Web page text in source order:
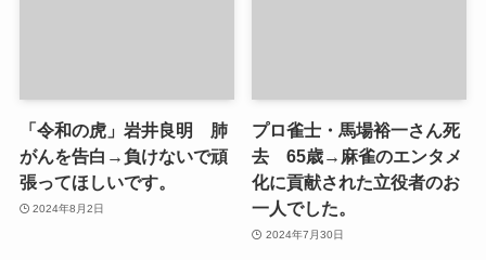
「令和の虎」岩井良明 肺
がんを告白→負けないで頑
張ってほしいです。
2024年8月2日
プロ雀士・馬場裕一さん死
去 65歳→麻雀のエンタメ
化に貢献された立役者のお
一人でした。
2024年7月30日